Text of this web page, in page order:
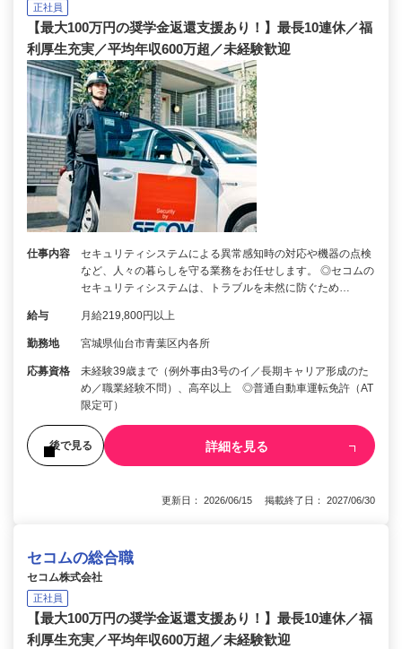
正社員
【最大100万円の奨学金返還支援あり！】最長10連休／福
利厚生充実／平均年収600万超／未経験歓迎
仕事内容
セキュリティシステムによる異常感知時の対応や機器の点検
など、人々の暮らしを守る業務をお任せします。 ◎セコムの
セキュリティシステムは、トラブルを未然に防ぐため…
給与 月給219,800円以上
勤務地 宮城県仙台市青葉区内各所
応募資格
未経験39歳まで（例外事由3号のイ／長期キャリア形成のた
め／職業経験不問）、高卒以上 ◎普通自動車運転免許（AT
限定可）
後で見る 詳細を見る
更新日： 2026/06/15 掲載終了日： 2027/06/30
セコムの総合職
セコム株式会社
正社員
【最大100万円の奨学金返還支援あり！】最長10連休／福
利厚生充実／平均年収600万超／未経験歓迎